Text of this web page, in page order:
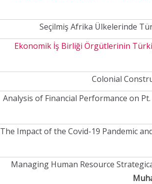
Seçilmiş Afrika Ülkelerinde
Ekonomik İş Birliği Örgütlerinin
Colonial
Analysis of Financial Performance on
The Impact of the Covid-19 Pandemic
Managing Human Resource